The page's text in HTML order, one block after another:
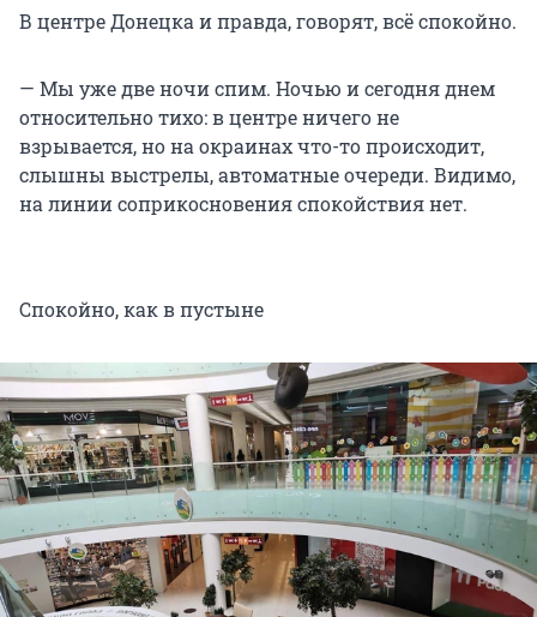
В центре Донецка и правда, говорят, всё спокойно.
— Мы уже две ночи спим. Ночью и сегодня днем
относительно тихо: в центре ничего не
взрывается, но на окраинах что-то происходит,
слышны выстрелы, автоматные очереди. Видимо,
на линии соприкосновения спокойствия нет.
Спокойно, как в пустыне